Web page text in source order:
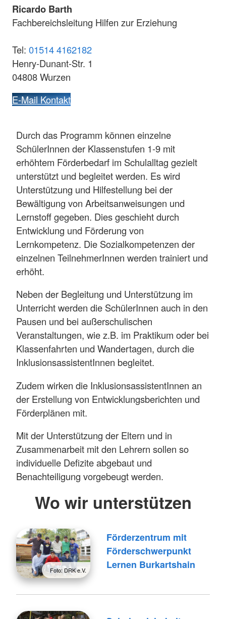
Ricardo Barth
Fachbereichsleitung Hilfen zur Erziehung
Tel: 01514 4162182
Henry-Dunant-Str. 1
04808 Wurzen
E-Mail Kontakt
Durch das Programm können einzelne
SchülerInnen der Klassenstufen 1-9 mit
erhöhtem Förderbedarf im Schulalltag gezielt
unterstützt und begleitet werden. Es wird
Unterstützung und Hilfestellung bei der
Bewältigung von Arbeitsanweisungen und
Lernstoff gegeben. Dies geschieht durch
Entwicklung und Förderung von
Lernkompetenz. Die Sozialkompetenzen der
einzelnen TeilnehmerInnen werden trainiert und
erhöht.
Neben der Begleitung und Unterstützung im
Unterricht werden die SchülerInnen auch in den
Pausen und bei außerschulischen
Veranstaltungen, wie z.B. im Praktikum oder bei
Klassenfahrten und Wandertagen, durch die
InklusionsassistentInnen begleitet.
Zudem wirken die InklusionsassistentInnen an
der Erstellung von Entwicklungsberichten und
Förderplänen mit.
Mit der Unterstützung der Eltern und in
Zusammenarbeit mit den Lehrern sollen so
individuelle Defizite abgebaut und
Benachteiligung vorgebeugt werden.
Wo wir unterstützen
Foto: DRK e.V.
Förderzentrum mit
Förderschwerpunkt
Lernen Burkartshain